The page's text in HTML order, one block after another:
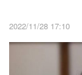
2022/11/28 17:10